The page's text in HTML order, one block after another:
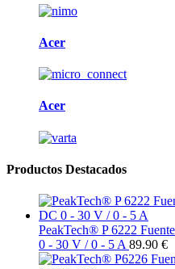
Acer
Acer
Productos Destacados
PeakTech® P 6222
0 - 30 V / 0 - 5 A 89.90 €